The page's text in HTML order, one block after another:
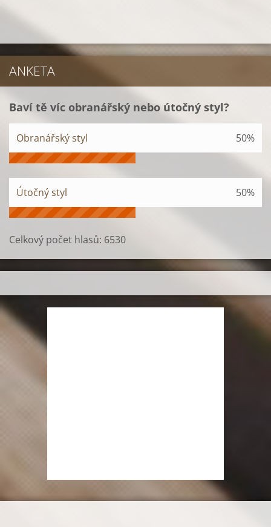
ANKETA
Baví tě víc obranářský nebo útočný styl?
Obranářský styl 50%
Útočný styl 50%
Celkový počet hlasů: 6530